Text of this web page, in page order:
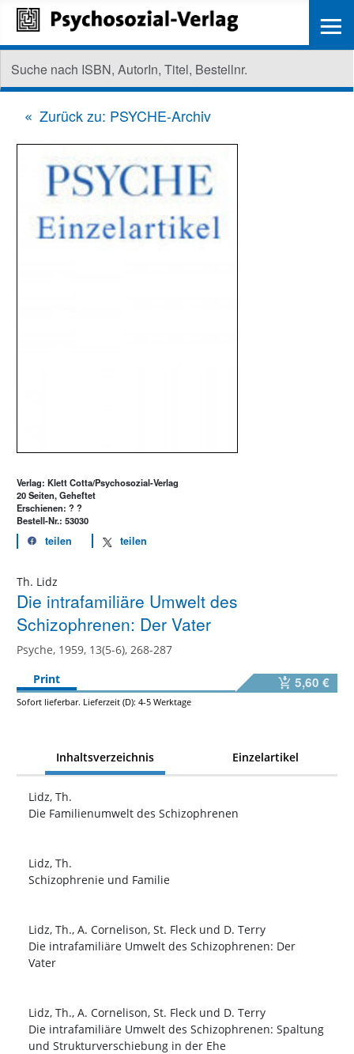
Zurück zu: PSYCHE-Archiv
Verlag: Klett Cotta/Psychosozial-Verlag
20 Seiten, Geheftet
Erschienen: ? ?
Bestell-Nr.: 53030
teilen teilen
Th. Lidz
Die intrafamiliäre Umwelt des
Schizophrenen: Der Vater
Psyche, 1959, 13(5-6), 268-287
Print
5,60 €
Sofort lieferbar. Lieferzeit (D): 4-5 Werktage
Inhaltsverzeichnis Einzelartikel
Lidz, Th.
Die Familienumwelt des Schizophrenen
Lidz, Th.
Schizophrenie und Familie
Lidz, Th., A. Cornelison, St. Fleck und D. Terry
Die intrafamiliäre Umwelt des Schizophrenen: Der
Vater
Lidz, Th., A. Cornelison, St. Fleck und D. Terry
Die intrafamiliäre Umwelt des Schizophrenen: Spaltung
und Strukturverschiebung in der Ehe
≡